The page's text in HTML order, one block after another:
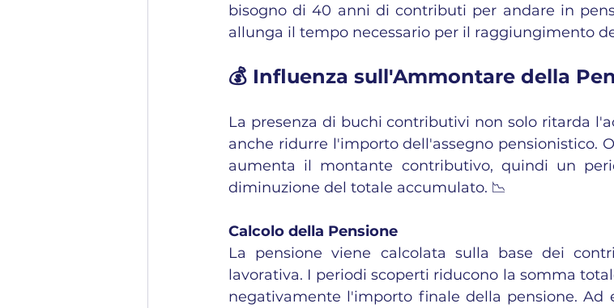
bisogno di 40 anni di contributi per andare in
allunga il tempo necessario per il raggiungimento
💰 Influenza sull'Ammontare della
La presenza di buchi contributivi non solo ritarda
anche ridurre l'importo dell'assegno pensionistico.
aumenta il montante contributivo, quindi un
diminuzione del totale accumulato. 📉
Calcolo della Pensione
La pensione viene calcolata sulla base dei
lavorativa. I periodi scoperti riducono la somma
negativamente l'importo finale della pensione. Ad